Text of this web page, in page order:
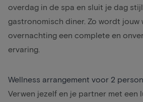
overdag in de spa en sluit je dag
gastronomisch diner. Zo wordt jouw
overnachting een complete en
ervaring.
Wellness arrangement voor 2
Verwen jezelf en je partner met een